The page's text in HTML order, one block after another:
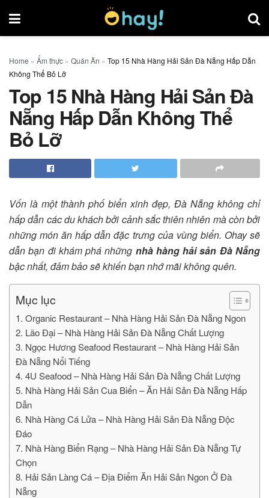
Home » Ẩm thực » Quán Ăn » Top 15 Nhà Hàng Hải Sản Đà Nẵng Hấp Dẫn
Không Thể Bỏ Lỡ
Top 15 Nhà Hàng Hải Sản Đà
Nẵng Hấp Dẫn Không Thể
Bỏ Lỡ
Vốn là một thành phố biển xinh đẹp, Đà Nẵng không chỉ
hấp dẫn các du khách bởi cảnh sắc thiên nhiên mà còn bởi
những món ăn hấp dẫn đặc trưng của vùng biển. Ohay sẽ
dẫn bạn đi khám phá những nhà hàng hải sản Đà Nẵng
bậc nhất, đảm bảo sẽ khiến bạn nhớ mãi không quên.
Mục lục
1. Organic Restaurant – Nhà Hàng Hải Sản Đà Nẵng Ngon
2. Lão Đại – Nhà Hàng Hải Sản Đà Nẵng Chất Lượng
3. Ngọc Hương Seafood Restaurant – Nhà Hàng Hải Sản
Đà Nẵng Nổi Tiếng
4. 4U Seafood – Nhà Hàng Hải Sản Đà Nẵng Chất Lượng
5. Nhà Hàng Hải Sản Cua Biển – Ăn Hải Sản Đà Nẵng Hấp
Dẫn
6. Nhà Hàng Cá Lửa – Nhà Hàng Hải Sản Đà Nẵng Độc
Đáo
7. Nhà Hàng Biển Rạng – Nhà Hàng Hải Sản Đà Nẵng Tự
Chọn
8. Hải Sản Làng Cá – Địa Điểm Ăn Hải Sản Ngon Ở Đà
Nẵng